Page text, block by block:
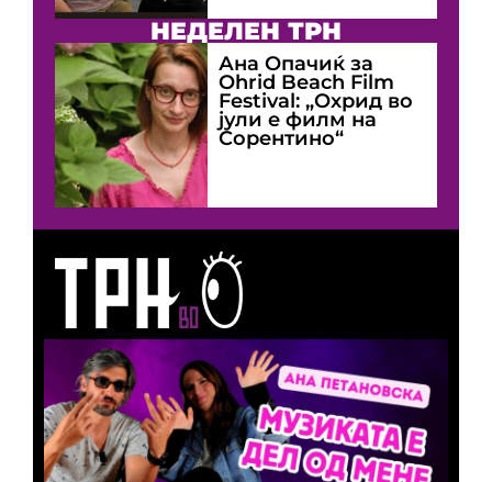
НЕДЕЛЕН ТРН
Ана Опачиќ за
Оhrid Beach Film
Festival: „Охрид во
јули е филм на
Сорентино“